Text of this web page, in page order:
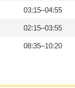
03:15–04:55
02:15–03:55
08:35–10:20